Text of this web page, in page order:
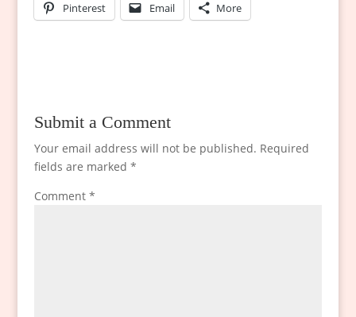
Pinterest Email More
Submit a Comment
Your email address will not be published. Required
fields are marked *
Comment *